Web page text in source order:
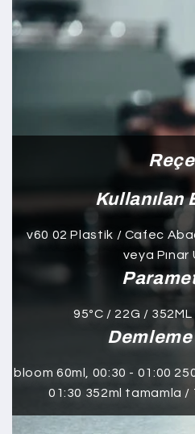
Kullanılan
v60 02 Plastik / Cafec
veya Pınar
95ºC / 22G /
Demleme
bloom 60ml, 00:30 - 01:00
01:30 352ml tamamla /